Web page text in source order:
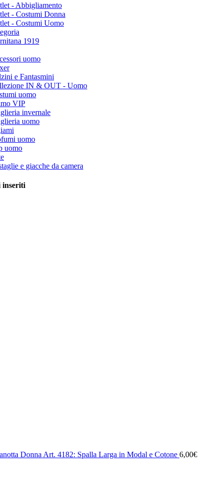
- Abbigliamento
- Costumi Donna
- Costumi Uomo
1919
uomo
e Fantasmini
IN & OUT - Uomo
uomo
VIP
invernale
uomo
uomo
uomo
e giacche da camera
inseriti
Donna Art. 4182: Spalla Larga in Modal e Cotone 6,00€